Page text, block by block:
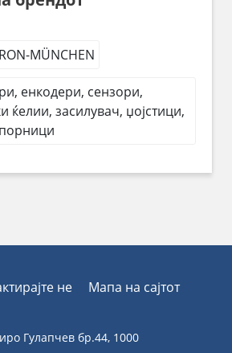
MÜNCHEN
енкодери, сензори,
ќелии, засилувач, џојстици,
не Мапа на сајтот
Гулапчев бр.44, 1000